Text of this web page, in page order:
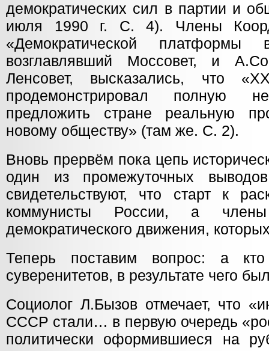
демократических сил в партии и
июля 1990 г. С. 4). Члены
«Демократической
возглавлявший Моссовет, и
Ленсовет, высказались, что
продемонстрировал полную
предложить стране реальную
новому обществу» (там же. С. 2).
Вновь прервём пока цепь
один из промежуточных
свидетельствуют, что старт к
коммунисты России, а
демократического движения,
Теперь поставим вопрос: а
суверенитетов, в результате чего
Социолог Л.Бызов отмечает, что
СССР стали… в первую очередь
политически оформившиеся на